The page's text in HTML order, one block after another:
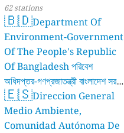
62 stations
🇧🇩Department Of
Environment-Government
Of The People's Republic
Of Bangladesh পরিবেশ
অধিদপ্তর-গণপ্রজাতন্ত্রী বাংলাদেশ সরকার
17 stations
🇪🇸Direccion General
Medio Ambiente,
Comunidad Autónoma De